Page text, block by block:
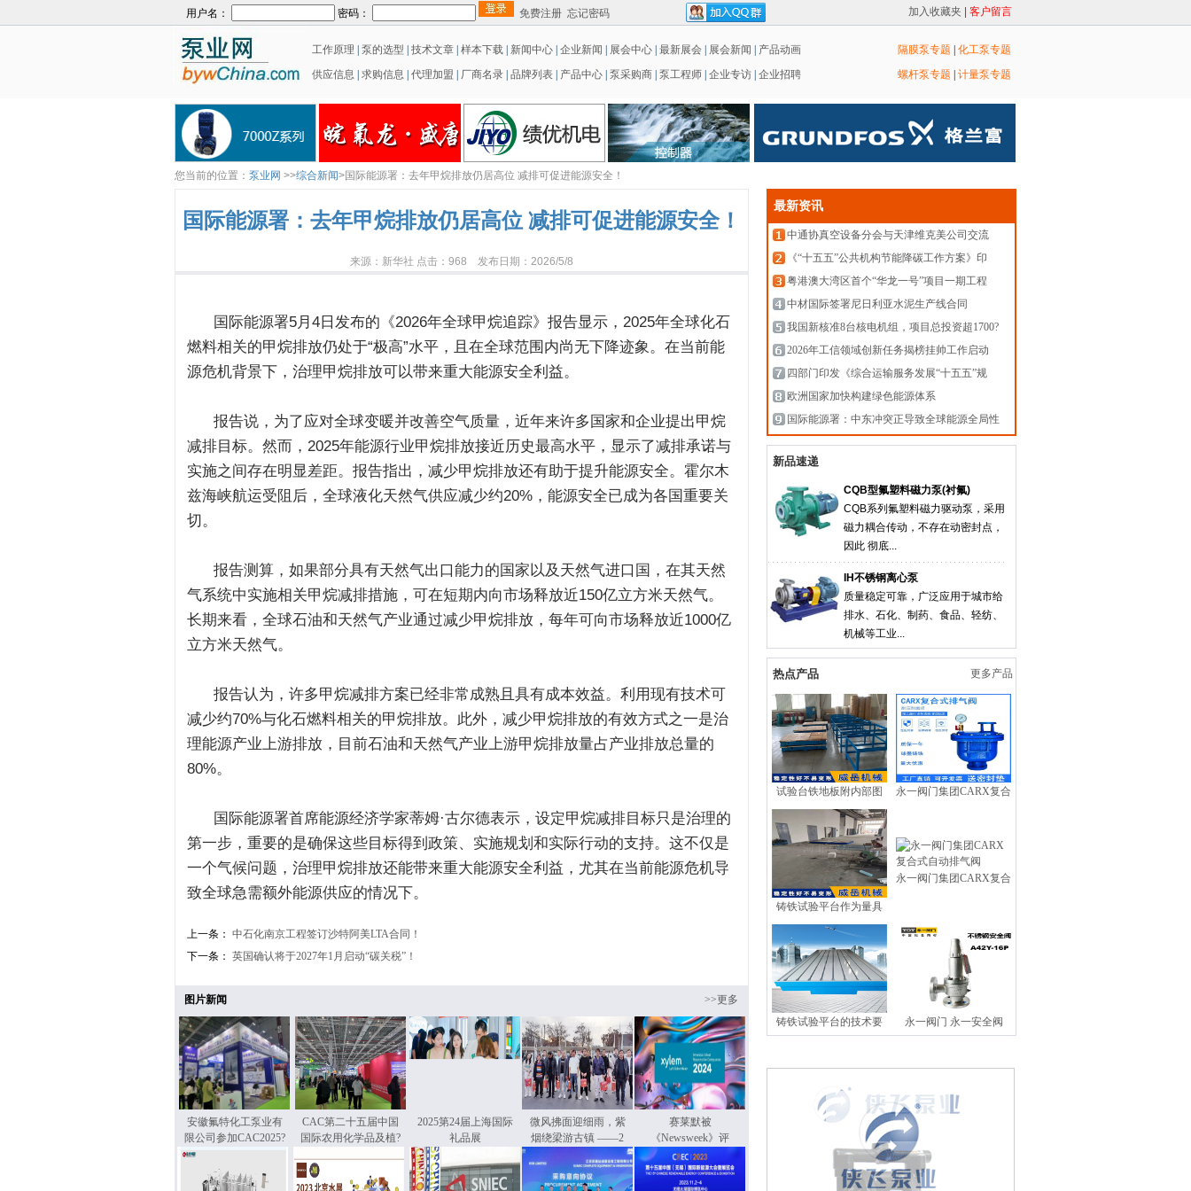
用户名： 密码： 免费注册 忘记密码 加入收藏夹 | 客户留言
工作原理 泵的选型 技术文章 样本下载 新闻中心 企业新闻 展会中心| 最新展会| 展会新闻 产品动画 隔膜泵专题
化工泵专题
供应信息
求购信息 代理加盟 厂商名录 品牌列表 产品中心 泵采购商| 泵工程师| 企业专访| 企业招聘 螺杆泵专题 计量泵专题
您当前的位置： 泵业网 >>综合新闻>国际能源署：去年甲烷排放仍居高位 减排可促进能源安全！
国际能源署：去年甲烷排放仍居高位 减排可促进能源安全！
来源：新华社 点击：968 发布日期：2026/5/8
国际能源署5月4日发布的《2026年全球甲烷追踪》报告显示，2025年全球化石
燃料相关的甲烷排放仍处于“极高”水平，且在全球范围内尚无下降迹象。在当前能
源危机背景下，治理甲烷排放可以带来重大能源安全利益。
报告说，为了应对全球变暖并改善空气质量，近年来许多国家和企业提出甲烷
减排目标。然而，2025年能源行业甲烷排放接近历史最高水平，显示了减排承诺与
实施之间存在明显差距。报告指出，减少甲烷排放还有助于提升能源安全。霍尔木
兹海峡航运受阻后，全球液化天然气供应减少约20%，能源安全已成为各国重要关
切。
报告测算，如果部分具有天然气出口能力的国家以及天然气进口国，在其天然
气系统中实施相关甲烷减排措施，可在短期内向市场释放近150亿立方米天然气。
长期来看，全球石油和天然气产业通过减少甲烷排放，每年可向市场释放近1000亿
立方米天然气。
报告认为，许多甲烷减排方案已经非常成熟且具有成本效益。利用现有技术可
减少约70%与化石燃料相关的甲烷排放。此外，减少甲烷排放的有效方式之一是治
理能源产业上游排放，目前石油和天然气产业上游甲烷排放量占产业排放总量的
80%。
国际能源署首席能源经济学家蒂姆·古尔德表示，设定甲烷减排目标只是治理的
第一步，重要的是确保这些目标得到政策、实施规划和实际行动的支持。这不仅是
一个气候问题，治理甲烷排放还能带来重大能源安全利益，尤其在当前能源危机导
致全球急需额外能源供应的情况下。
上一条： 中石化南京工程签订沙特阿美LTA合同！
下一条： 英国确认将于2027年1月启动“碳关税”！
图片新闻 >>更多
安徽氟特化工泵业有
限公司参加CAC2025?
CAC第二十五届中国
国际农用化学品及植?
2025第24届上海国际
礼品展
微风拂面迎细雨，紫
烟绕梁游古镇 ——2
赛莱默被
《Newsweek》评
为“最具责任感
最新资讯
中通协真空设备分会与天津维克美公司交流
《“十五五”公共机构节能降碳工作方案》印
粤港澳大湾区首个“华龙一号”项目一期工程
中材国际签署尼日利亚水泥生产线合同
我国新核准8台核电机组，项目总投资超1700?
2026年工信领域创新任务揭榜挂帅工作启动
四部门印发《综合运输服务发展“十五五”规
欧洲国家加快构建绿色能源体系
国际能源署：中东冲突正导致全球能源全局性
新品速递
CQB型氟塑料磁力泵(衬氟)
CQB系列氟塑料磁力驱动泵，采用
磁力耦合传动，不存在动密封点，
因此 彻底...
IH不锈钢离心泵
质量稳定可靠，广泛应用于城市给
排水、石化、制药、食品、轻纺、
机械等工业...
热点产品 更多产品
试验台铁地板附内部图 永一阀门集团CARX复合
铸铁试验平台作为量具
永一阀门集团CARX复合
铸铁试验平台的技术要 永一阀门 永一安全阀